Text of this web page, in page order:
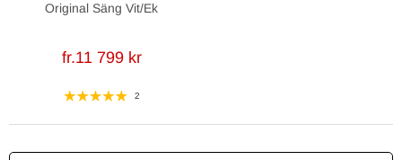
Original Säng Vit/Ek
fr.11 799 kr
2